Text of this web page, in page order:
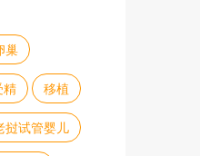
巢
精 移植
挝试管婴儿